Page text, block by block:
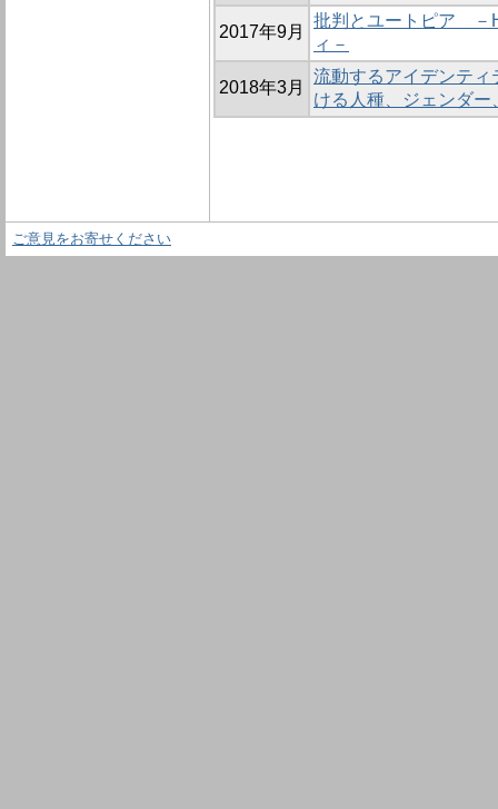
2017年9月
批判とユートピア －
ィ－
2018年3月
流動するアイデンテ
ける人種、ジェンダー
ご意見をお寄せください